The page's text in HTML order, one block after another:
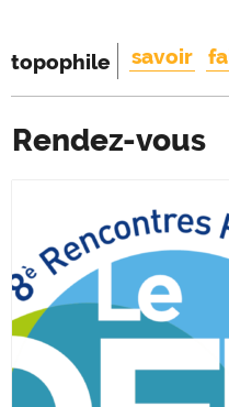
topophile savoir
Rendez-vous